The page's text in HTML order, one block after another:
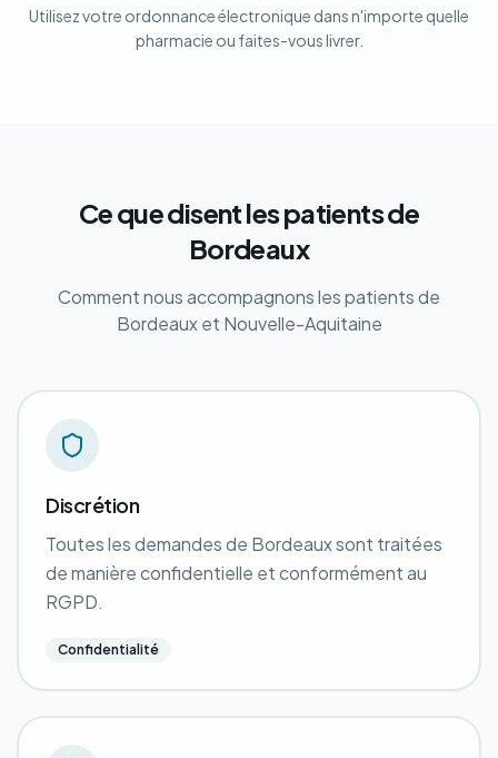
Utilisez votre ordonnance électronique dans n'importe quelle
pharmacie ou faites-vous livrer.
Ce que disent les patients de
Bordeaux
Comment nous accompagnons les patients de
Bordeaux et Nouvelle-Aquitaine
Discrétion
Toutes les demandes de Bordeaux sont traitées
de manière confidentielle et conformément au
RGPD.
Confidentialité